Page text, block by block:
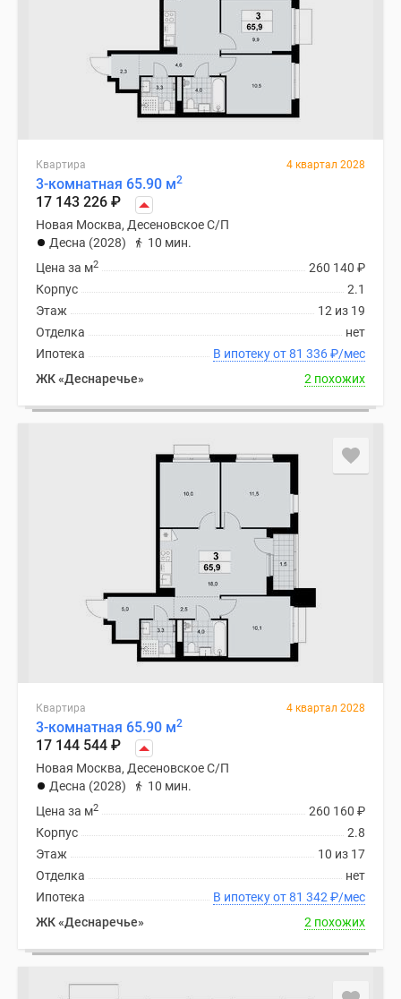
Квартира 4 квартал 2028
3-комнатная 65.90 м2
17 143 226 ₽
Новая Москва, Десеновское С/П
Десна (2028)
10 мин.
260 140 ₽
Цена за м2
2.1
Корпус
12 из 19
Этаж
нет
Отделка
В ипотеку от 81 336₽/мес
Ипотека
ЖК «Деснаречье»
2 похожих
Квартира 4 квартал 2028
3-комнатная 65.90 м2
17 144 544 ₽
Новая Москва, Десеновское С/П
Десна (2028)
10 мин.
260 160 ₽
Цена за м2
2.8
Корпус
10 из 17
Этаж
нет
Отделка
В ипотеку от 81 342 ₽/мес
Ипотека
ЖК «Деснаречье»
2 похожих